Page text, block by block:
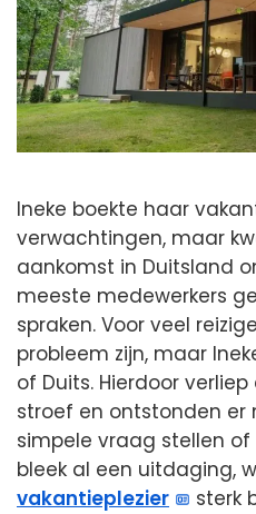
Ineke boekte haar
verwachtingen, maar
aankomst in Duitsland
meeste medewerkers
spraken. Voor veel
probleem zijn, maar
of Duits. Hierdoor
stroef en ontstonden er
simpele vraag stellen
bleek al een uitdaging,
vakantieplezier
sterk